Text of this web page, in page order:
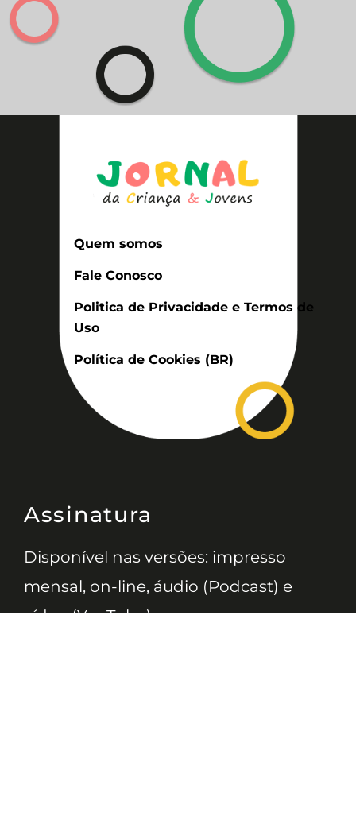
Quem somos
Fale Conosco
Politica de Privacidade e Termos de
Uso
Política de Cookies (BR)
Assinatura
Disponível nas versões: impresso
mensal, on-line, áudio (Podcast) e
vídeo (YouTube).